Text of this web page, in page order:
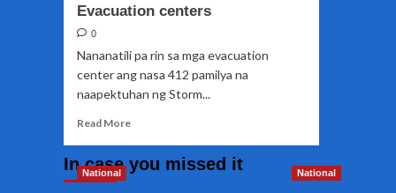
Evacuation centers
0
Nananatili pa rin sa mga evacuation
center ang nasa 412 pamilya na
naapektuhan ng Storm...
Read MoreRead
Mahigit
In case you missed it
National National